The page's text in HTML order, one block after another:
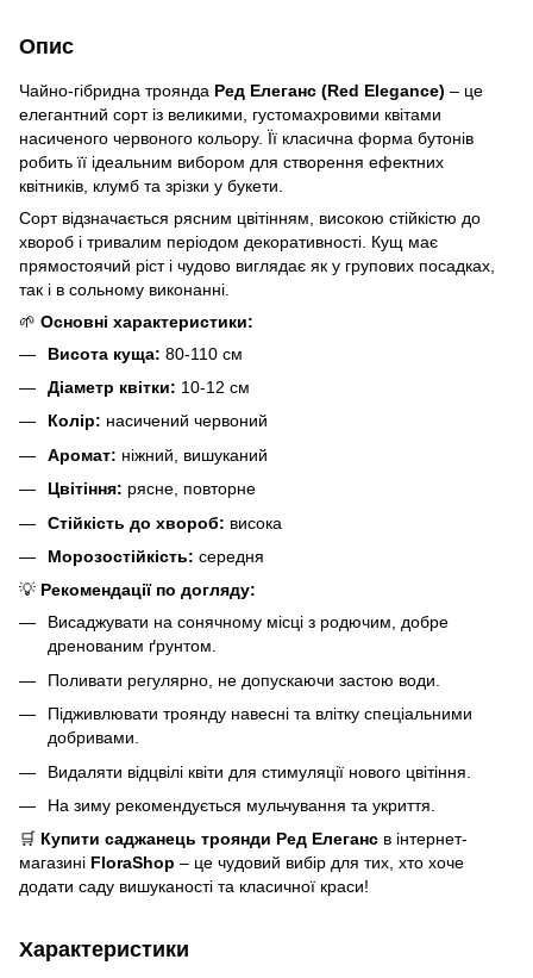
Опис
Чайно-гібридна троянда Ред Елеганс (Red Elegance) – це
елегантний сорт із великими, густомахровими квітами
насиченого червоного кольору. Її класична форма бутонів
робить її ідеальним вибором для створення ефектних
квітників, клумб та зрізки у букети.
Сорт відзначається рясним цвітінням, високою стійкістю до
хвороб і тривалим періодом декоративності. Кущ має
прямостоячий ріст і чудово виглядає як у групових посадках,
так і в сольному виконанні.
🌱 Основні характеристики:
Висота куща: 80-110 см
Діаметр квітки: 10-12 см
Колір: насичений червоний
Аромат: ніжний, вишуканий
Цвітіння: рясне, повторне
Стійкість до хвороб: висока
Морозостійкість: середня
💡 Рекомендації по догляду:
Висаджувати на сонячному місці з родючим, добре
дренованим ґрунтом.
Поливати регулярно, не допускаючи застою води.
Підживлювати троянду навесні та влітку спеціальними
добривами.
Видаляти відцвілі квіти для стимуляції нового цвітіння.
На зиму рекомендується мульчування та укриття.
🛒 Купити саджанець троянди Ред Елеганс в інтернет-
магазині FloraShop – це чудовий вибір для тих, хто хоче
додати саду вишуканості та класичної краси!
Характеристики